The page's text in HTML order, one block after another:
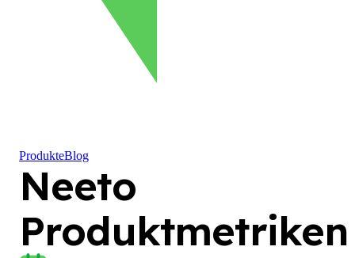
ProdukteBlog
Neeto
Produktmetriken